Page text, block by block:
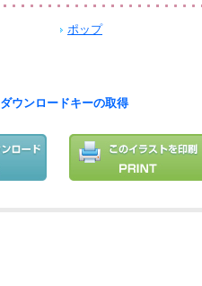
ポップ
ダウンロードキーの取得